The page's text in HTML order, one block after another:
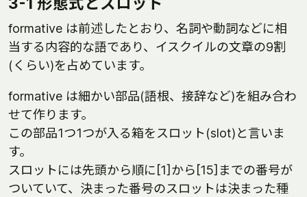
formative は前述したとおり、名詞や動詞などに相
当する内容的な語であり、イスクイルの文章の9割
(くらい)を占めています。
formative は細かい部品(語根、接辞など)を組み合わ
せて作ります。
この部品1つ1つが入る箱をスロット(slot)と言いま
す。
スロットには先頭から順に[1]から[15]までの番号が
ついていて、決まった番号のスロットは決まった種